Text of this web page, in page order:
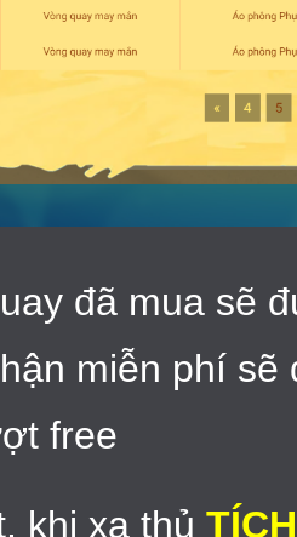
đã mua sẽ
miễn phí sẽ
free
khi xạ thủ